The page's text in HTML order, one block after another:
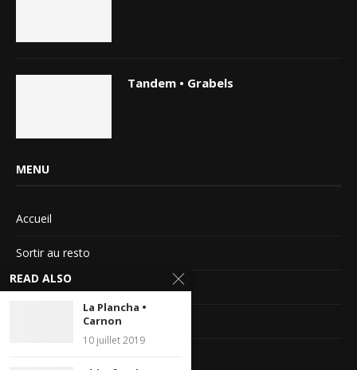
Tandem • Grabels
MENU
Accueil
Sortir au resto
Sortir au ciné
READ ALSO
La Plancha •
Carnon
10 juillet 2019